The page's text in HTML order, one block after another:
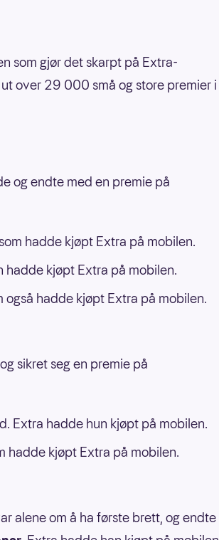
som gjør det skarpt på Extra-
over 29 000 små og store premier i
og endte med en premie på
hadde kjøpt Extra på mobilen.
hadde kjøpt Extra på mobilen.
også hadde kjøpt Extra på mobilen.
sikret seg en premie på
Extra hadde hun kjøpt på mobilen.
hadde kjøpt Extra på mobilen.
alene om å ha første brett, og endte